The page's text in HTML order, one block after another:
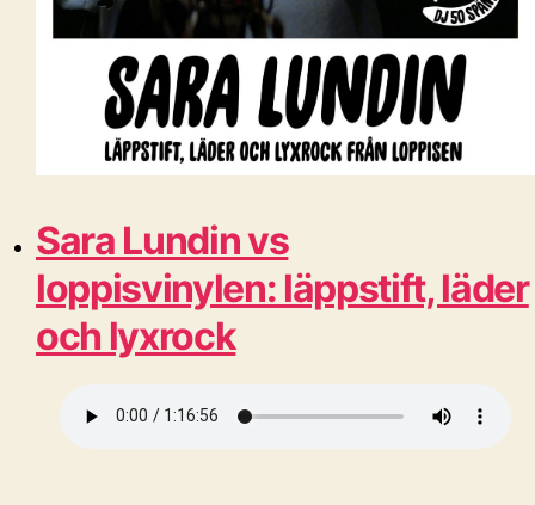
Sara Lundin vs
loppisvinylen: läppstift, läder
och lyxrock